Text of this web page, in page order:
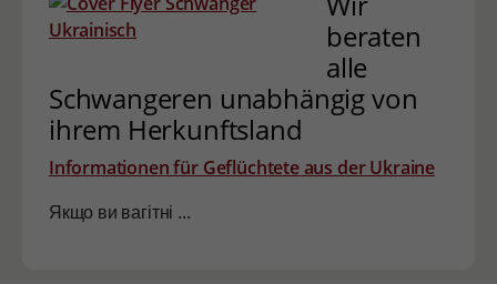
beraten
alle
Schwangeren unabhängig von
ihrem Herkunftsland
Informationen für Geflüchtete aus der Ukraine
Якщо ви вагітні ...